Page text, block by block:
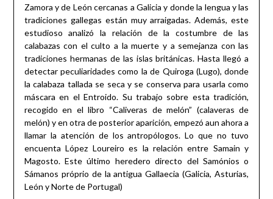
Zamora y de León cercanas a Galicia y donde la lengua y las
tradiciones gallegas están muy arraigadas. Además, este
estudioso analizó la relación de la costumbre de las
calabazas con el culto a la muerte y a semejanza con las
tradiciones hermanas de las islas británicas. Hasta llegó a
detectar peculiaridades como la de Quiroga (Lugo), donde
la calabaza tallada se seca y se conserva para usarla como
máscara en el Entroido. Su trabajo sobre esta tradición,
recogido en el libro “Caliveras de melón” (calaveras de
melón) y en otra de posterior aparición, empezó aun ahora a
llamar la atención de los antropólogos. Lo que no tuvo
encuenta López Loureiro es la relación entre Samain y
Magosto. Este último heredero directo del Samónios o
Sámanos próprio de la antigua Gallaecia (Galicia, Asturias,
León y Norte de Portugal)